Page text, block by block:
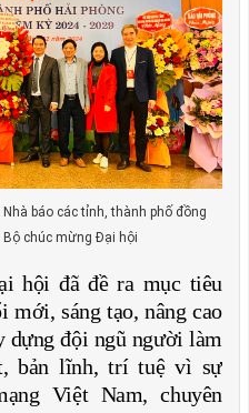
báo các tỉnh, thành phố đồng
Bộ chúc mừng Đại hội
hội đã đề ra mục tiêu
mới, sáng tạo, nâng cao
dựng đội ngũ người làm
bản lĩnh, trí tuệ vì sự
Việt Nam, chuyên